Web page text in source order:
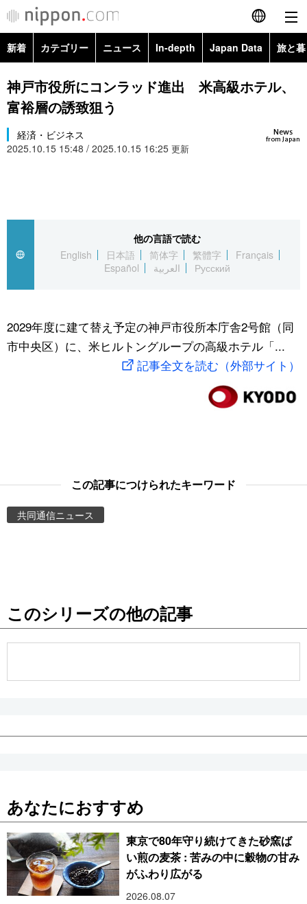
English
简体字
Русский
カテゴリー
国際
社会
文化
アーカイブ
Japan Data
旅と暮らし
動画/Live
Images
People
公式SNS
新着 カテゴリー ニュース In-depth Japan Data 旅と
政治・外交
経済・ビジネス
国際・海外
文化
科学・技術
暮らし
スポーツ・東京2020
Topics
神戸市役所にコンラッド進出 米高級ホテル、
富裕層の誘致狙う
News
from Japan
経済・ビジネス
2025.10.15 15:48 / 2025.10.15 16:25 更新
他の言語で読む
English
日本語 简体字 繁體字
Français
Español
العربية Русский
2029年度に建て替え予定の神戸市役所本庁舎2号館（同
市中央区）に、米ヒルトングループの高級ホテル「...
記事全文を読む（外部サイト）
この記事につけられたキーワード
共同通信ニュース
このシリーズの他の記事
あなたにおすすめ
東京で80年守り続けてきた砂窯ば
い煎の麦茶 : 苦みの中に穀物の甘み
がふわり広がる
2026.08.07